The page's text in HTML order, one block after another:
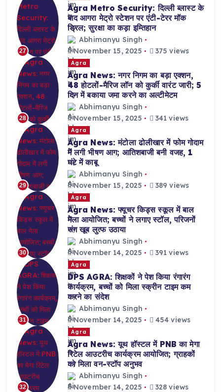
27
Agra Metro Security: दिल्ली ब्लास्ट के
बाद आगरा मेट्रो स्टेशन पर एंटी-टेरर मॉक
ड्रिल; सुरक्षा का कड़ा इम्तिहान
Abhimanyu Singh
November 15, 2025
375 views
28
Agra
Agra News: नगर निगम का बड़ा एक्शन,
48 होटलों-मैरिज लॉन को कुर्की वारंट जारी; 5
दिन में बकाया जमा करने का अल्टीमेटम
Abhimanyu Singh
November 15, 2025
341 views
29
Agra
Agra News: मंटोला ढोलीखार में फोम गोदाम
में लगी भीषण आग; आतिशबाजी बनी वजह, 1
घंटे में काबू
Abhimanyu Singh
November 15, 2025
389 views
30
Agra
Agra News: फ्यूचर किड्स स्कूल में बाल
मेला आयोजित; बच्चों ने लगाए स्टॉल, परिजनों
संग खूब लुत्फ उठाया
Abhimanyu Singh
November 14, 2025
391 views
31
Agra
DPS AGRA: शिक्षकों ने पेश किया रंगारंग
कार्यक्रम, बच्चों को मिला स्क्रीन टाइम कम
करने का संदेश
Abhimanyu Singh
November 14, 2025
454 views
32
Agra
Agra News: यूथ हॉस्टल में PNB का मेगा
रिटेल आउटरीच कार्यक्रम आयोजित; ग्राहकों
को मिला वन-स्टॉप अनुभव
Abhimanyu Singh
November 14, 2025
328 views